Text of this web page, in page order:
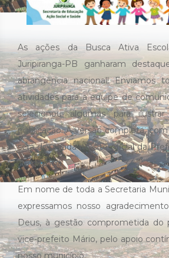
As ações da Busca Ativa
Juripiranga-PB ganharam
abrangência nacional! Enviamos
atividades para a equipe de
selecionou algumas para
publicação. A versão completa,
será divulgada no site oficial da
Juripiranga.
Em nome de toda a Secretaria
expressamos nosso
Deus, à gestão comprometida do
vice-prefeito Mário, pelo apoio
nosso município.